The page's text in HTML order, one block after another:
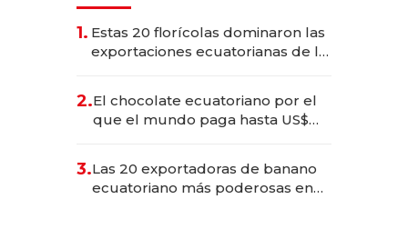
1. Estas 20 florícolas dominaron las
exportaciones ecuatorianas de la
2.El chocolate ecuatoriano por el
que el mundo paga hasta US$
3.Las 20 exportadoras de banano
ecuatoriano más poderosas en